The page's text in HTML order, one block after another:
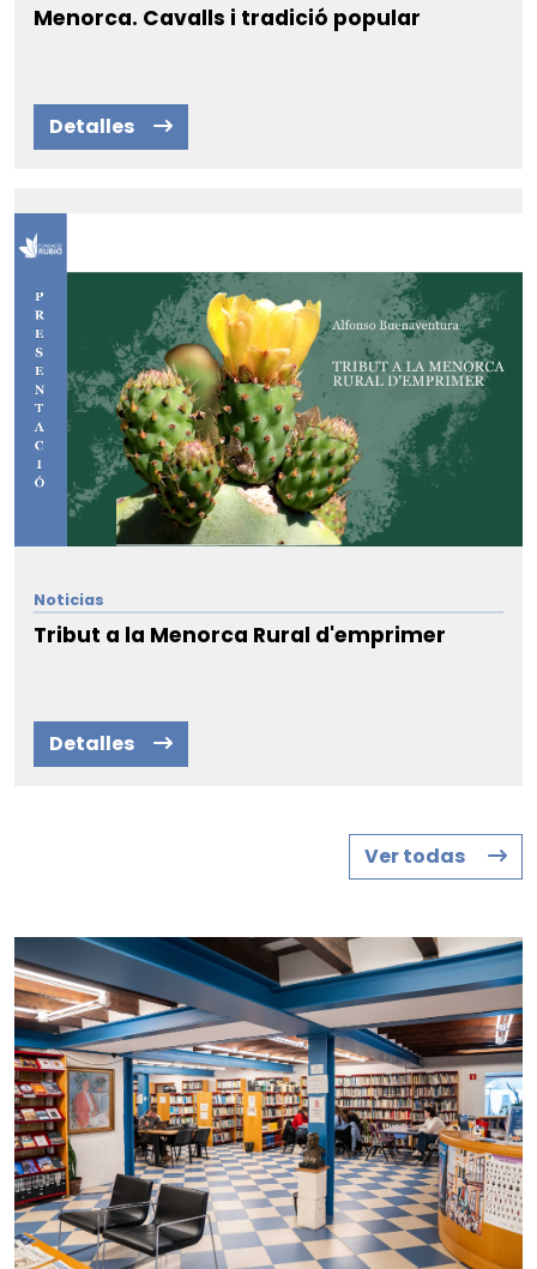
Detalles
Menorca. Cavalls i tradició popular
Detalles
Noticias
Tribut a la Menorca Rural d'emprimer
Ver todas